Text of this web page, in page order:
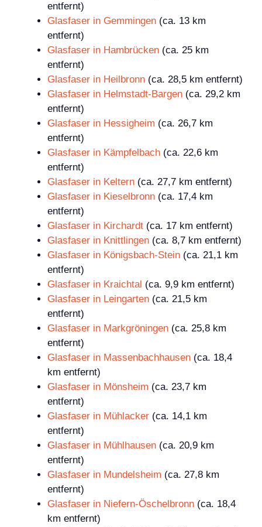
entfernt)
Glasfaser in Gemmingen (ca. 13 km
entfernt)
Glasfaser in Hambrücken (ca. 25 km
entfernt)
Glasfaser in Heilbronn (ca. 28,5 km entfernt)
Glasfaser in Helmstadt-Bargen (ca. 29,2 km
entfernt)
Glasfaser in Hessigheim (ca. 26,7 km
entfernt)
Glasfaser in Kämpfelbach (ca. 22,6 km
entfernt)
Glasfaser in Keltern (ca. 27,7 km entfernt)
Glasfaser in Kieselbronn (ca. 17,4 km
entfernt)
Glasfaser in Kirchardt (ca. 17 km entfernt)
Glasfaser in Knittlingen (ca. 8,7 km entfernt)
Glasfaser in Königsbach-Stein (ca. 21,1 km
entfernt)
Glasfaser in Kraichtal (ca. 9,9 km entfernt)
Glasfaser in Leingarten (ca. 21,5 km
entfernt)
Glasfaser in Markgröningen (ca. 25,8 km
entfernt)
Glasfaser in Massenbachhausen (ca. 18,4
km entfernt)
Glasfaser in Mönsheim (ca. 23,7 km
entfernt)
Glasfaser in Mühlacker (ca. 14,1 km
entfernt)
Glasfaser in Mühlhausen (ca. 20,9 km
entfernt)
Glasfaser in Mundelsheim (ca. 27,8 km
entfernt)
Glasfaser in Niefern-Öschelbronn (ca. 18,4
km entfernt)